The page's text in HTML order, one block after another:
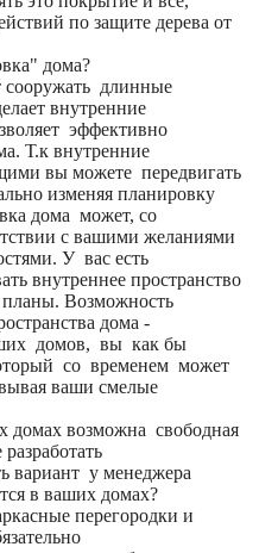
по защите дерева от
дома?
сооружать длинные
внутренние
эффективно
Т.к внутренние
вы можете передвигать
изменяя планировку
дома может, со
с вашими желаниями
У вас есть
внутреннее пространство
Возможность
дома -
домов, вы как бы
со временем может
ваши смелые
домах возможна свободная
вариант у менеджера
в ваших домах?
перегородки и